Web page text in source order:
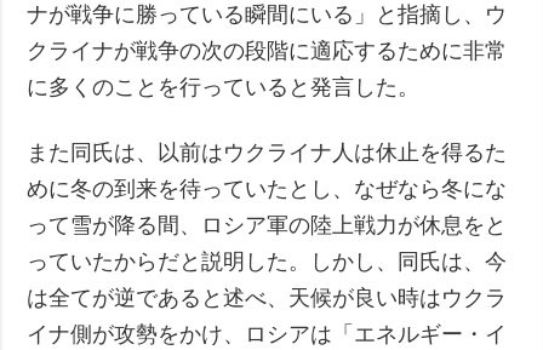
ナが戦争に勝っている瞬間にいる」と指摘し、ウ
クライナが戦争の次の段階に適応するために非常
に多くのことを行っていると発言した。
また同氏は、以前はウクライナ人は休止を得るた
めに冬の到来を待っていたとし、なぜなら冬にな
って雪が降る間、ロシア軍の陸上戦力が休息をと
っていたからだと説明した。しかし、同氏は、今
は全てが逆であると述べ、天候が良い時はウクラ
イナ側が攻勢をかけ、ロシアは「エネルギー・イ